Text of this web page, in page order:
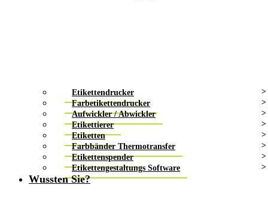
Etikettendrucker
Farbetikettendrucker
Aufwickler / Abwickler
Etikettierer
Etiketten
Farbbänder Thermotransfer
Etikettenspender
Etikettengestaltungs Software
Wussten Sie?